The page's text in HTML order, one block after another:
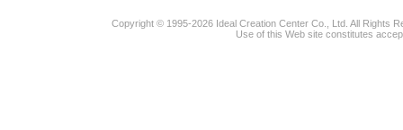
Copyright © 1995-2026 Ideal Creation Center Co., Ltd. All Rights
Use of this Web site constitutes